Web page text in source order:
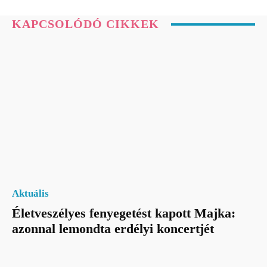
KAPCSOLÓDÓ CIKKEK
Aktuális
Életveszélyes fenyegetést kapott Majka:
azonnal lemondta erdélyi koncertjét